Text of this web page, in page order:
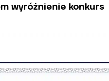
wyróżnienie konkurs